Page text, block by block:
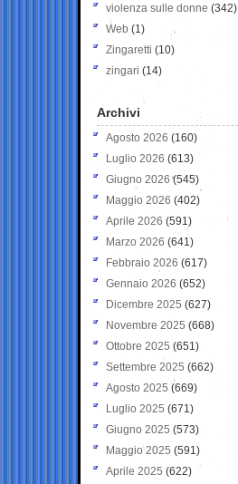
violenza sulle donne (342)
Web (1)
Zingaretti (10)
zingari (14)
Archivi
Agosto 2026 (160)
Luglio 2026 (613)
Giugno 2026 (545)
Maggio 2026 (402)
Aprile 2026 (591)
Marzo 2026 (641)
Febbraio 2026 (617)
Gennaio 2026 (652)
Dicembre 2025 (627)
Novembre 2025 (668)
Ottobre 2025 (651)
Settembre 2025 (662)
Agosto 2025 (669)
Luglio 2025 (671)
Giugno 2025 (573)
Maggio 2025 (591)
Aprile 2025 (622)